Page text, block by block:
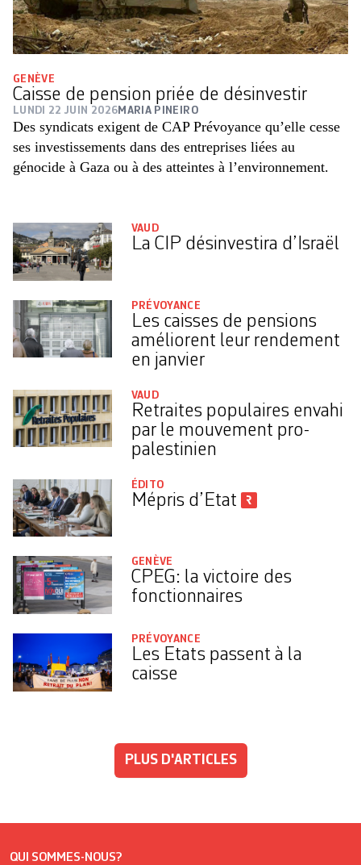
GENÈVE
Caisse de pension priée de désinvestir
LUNDI 22 JUIN 2026 MARIA PINEIRO
Des syndicats exigent de CAP Prévoyance qu’elle cesse
ses investissements dans des entreprises liées au
génocide à Gaza ou à des atteintes à l’environnement.
VAUD
La CIP désinvestira d’Israël
PRÉVOYANCE
Les caisses de pensions
améliorent leur rendement
en janvier
VAUD
Retraites populaires envahi
par le mouvement pro-
palestinien
ÉDITO
Mépris d’Etat
GENÈVE
CPEG: la victoire des
fonctionnaires
PRÉVOYANCE
Les Etats passent à la
caisse
PLUS D'ARTICLES
QUI SOMMES-NOUS?